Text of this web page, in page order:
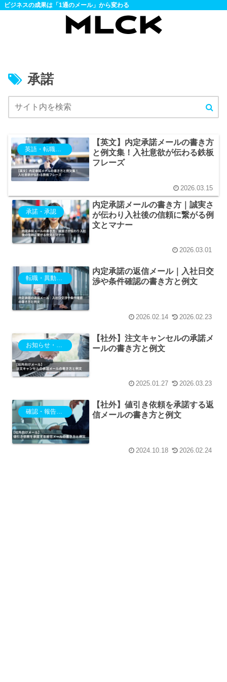
ビジネスの成果は「1通のメール」から変わる
承諾
英語・転職・退職・異動
【英文】内定承諾メールの書き方
と例文集！入社意欲が伝わる鉄板
フレーズ
2026.03.15
承諾・承認
内定承諾メールの書き方｜誠実さ
が伝わり入社後の信頼に繋がる例
文とマナー
2026.03.01
転職・異動・退職
内定承諾の返信メール｜入社日交
渉や条件確認の書き方と例文
2026.02.14 2026.02.23
【社外】注文キャンセルの承諾メ
ールの書き方と例文
2025.01.27 2026.03.23
確認・報告・相談
【社外】値引き依頼を承諾する返
信メールの書き方と例文
2024.10.18 2026.02.24